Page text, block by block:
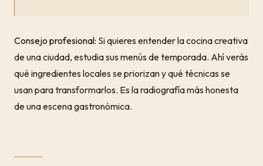
Consejo profesional: Si quieres entender la cocina creativa
de una ciudad, estudia sus menús de temporada. Ahí verás
qué ingredientes locales se priorizan y qué técnicas se
usan para transformarlos. Es la radiografía más honesta
de una escena gastronómica.